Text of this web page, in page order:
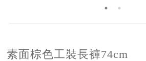
素面棕色工裝長褲74cm